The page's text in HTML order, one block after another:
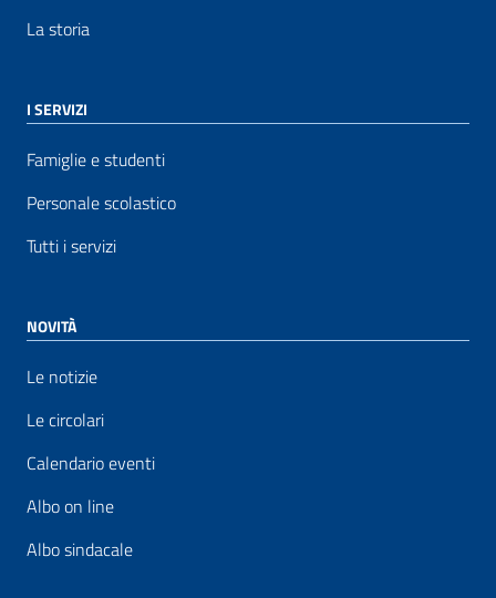
La storia
I SERVIZI
Famiglie e studenti
Personale scolastico
Tutti i servizi
NOVITÀ
Le notizie
Le circolari
Calendario eventi
Albo on line
Albo sindacale